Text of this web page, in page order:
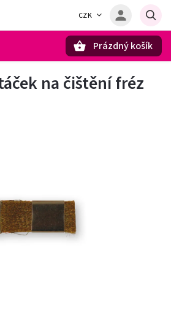
CZK
Prázdný košík
na čištění fréz